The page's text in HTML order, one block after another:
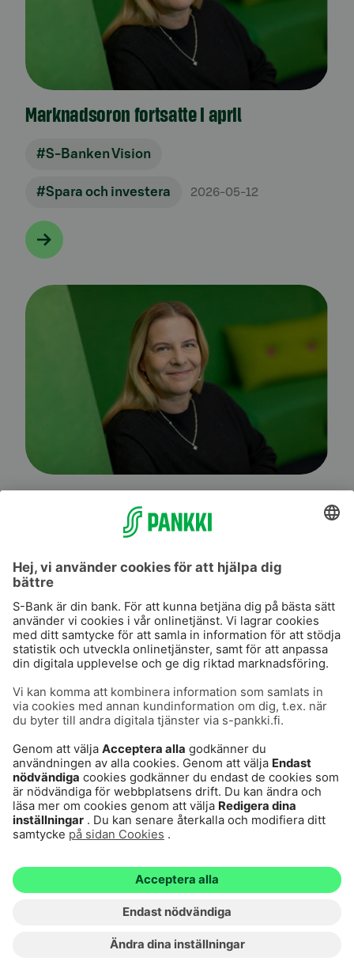
Marknadsoron fortsatte i april
#S-Banken Vision
#Spara och investera 2026-05-12
Mellanöstern medförde osäkerhet i mars
#S-Banken Vision
#Spara och investera 2026-04-14
Det orosfyllda året har avkastat väl